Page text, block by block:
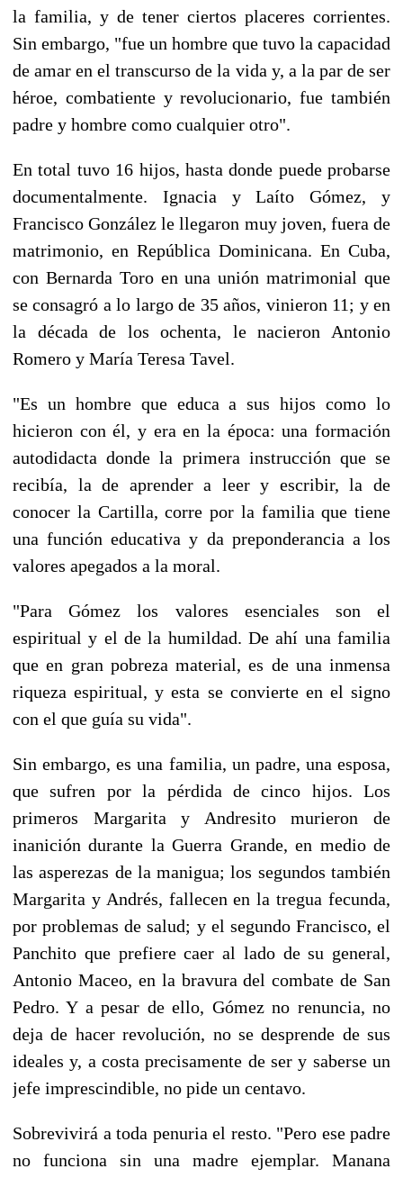
la familia, y de tener ciertos placeres corrientes.
Sin embargo, "fue un hombre que tuvo la capacidad
de amar en el transcurso de la vida y, a la par de ser
héroe, combatiente y revolucionario, fue también
padre y hombre como cualquier otro".
En total tuvo 16 hijos, hasta donde puede probarse
documentalmente. Ignacia y Laíto Gómez, y
Francisco González le llegaron muy joven, fuera de
matrimonio, en República Dominicana. En Cuba,
con Bernarda Toro en una unión matrimonial que
se consagró a lo largo de 35 años, vinieron 11; y en
la década de los ochenta, le nacieron Antonio
Romero y María Teresa Tavel.
"Es un hombre que educa a sus hijos como lo
hicieron con él, y era en la época: una formación
autodidacta donde la primera instrucción que se
recibía, la de aprender a leer y escribir, la de
conocer la Cartilla, corre por la familia que tiene
una función educativa y da preponderancia a los
valores apegados a la moral.
"Para Gómez los valores esenciales son el
espiritual y el de la humildad. De ahí una familia
que en gran pobreza material, es de una inmensa
riqueza espiritual, y esta se convierte en el signo
con el que guía su vida".
Sin embargo, es una familia, un padre, una esposa,
que sufren por la pérdida de cinco hijos. Los
primeros Margarita y Andresito murieron de
inanición durante la Guerra Grande, en medio de
las asperezas de la manigua; los segundos también
Margarita y Andrés, fallecen en la tregua fecunda,
por problemas de salud; y el segundo Francisco, el
Panchito que prefiere caer al lado de su general,
Antonio Maceo, en la bravura del combate de San
Pedro. Y a pesar de ello, Gómez no renuncia, no
deja de hacer revolución, no se desprende de sus
ideales y, a costa precisamente de ser y saberse un
jefe imprescindible, no pide un centavo.
Sobrevivirá a toda penuria el resto. "Pero ese padre
no funciona sin una madre ejemplar. Manana